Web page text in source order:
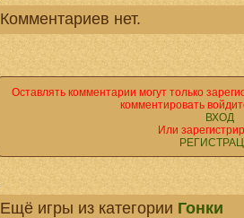
Комментариев нет.
Оставлять комментарии могут только
комментировать
ВХОД
Или
Ещё игры из категории Гонки